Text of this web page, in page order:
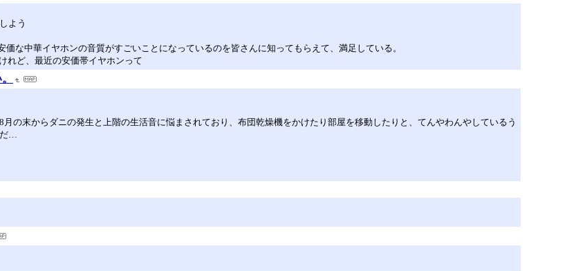
よう
な中華イヤホンの音質がすごいことになっているのを皆さんに知ってもらえて、満足している。
れど、最近の安価帯イヤホンって
の末からダニの発生と上階の生活音に悩まされており、布団乾燥機をかけたり部屋を移動したりと、てんやわんやしているう
だ…